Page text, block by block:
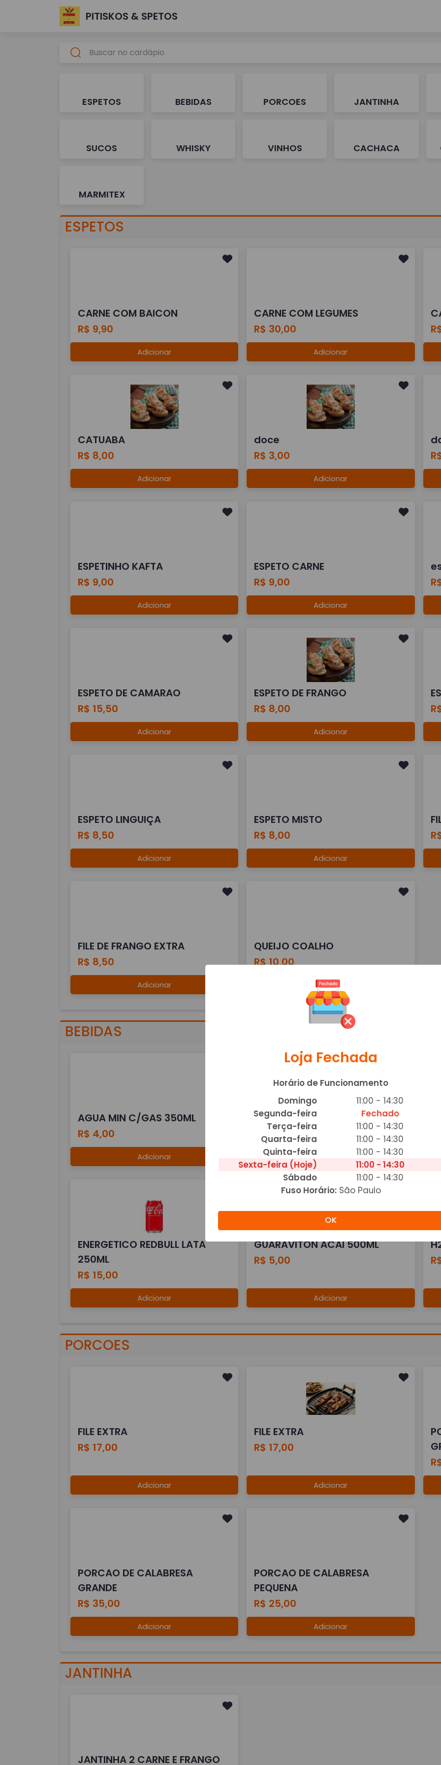
PITISKOS & SPETOS
ESPETOS BEBIDAS PORCOES JANTINHA
SUCOS WHISKY VINHOS CACHACA
MARMITEX
ESPETOS
CARNE COM BAICON
R$ 9,90
Adicionar
CARNE COM LEGUMES
R$ 30,00
Adicionar
CATUABA
R$ 8,00
Adicionar
doce
R$ 3,00
Adicionar
ESPETINHO KAFTA
R$ 9,00
Adicionar
ESPETO CARNE
R$ 9,00
Adicionar
ESPETO DE CAMARAO
R$ 15,50
Adicionar
ESPETO DE FRANGO
R$ 8,00
Adicionar
ESPETO LINGUIÇA
R$ 8,50
Adicionar
ESPETO MISTO
R$ 8,00
Adicionar
FILE DE FRANGO EXTRA
R$ 8,50
Adicionar
QUEIJO COALHO
R$ 10,00
Adicionar
BEBIDAS
AGUA MIN C/GAS 350ML
R$ 4,00
Adicionar
AGUA MIN S/GAS 350ML
R$ 3,00
Adicionar
ENERGETICO REDBULL LATA
250ML
R$ 15,00
Adicionar
GUARAVITON ACAI 500ML
R$ 5,00
Adicionar
PORCOES
FILE EXTRA
R$ 17,00
Adicionar
FILE EXTRA
R$ 17,00
Adicionar
PORCAO DE CALABRESA
GRANDE
R$ 35,00
Adicionar
PORCAO DE CALABRESA
PEQUENA
R$ 25,00
Adicionar
JANTINHA
JANTINHA 2 CARNE E FRANGO
Loja Fechada
Horário de Funcionamento
Domingo
11:00 - 14:30
Segunda-feira
Fechado
Terça-feira
11:00 - 14:30
Quarta-feira
11:00 - 14:30
Quinta-feira
11:00 - 14:30
Sexta-feira (Hoje)
11:00 - 14:30
Sábado
11:00 - 14:30
Fuso Horário:São Paulo
OK